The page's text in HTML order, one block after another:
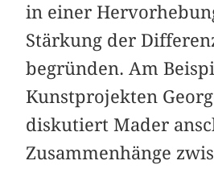
in einer
Stärkung der
begründen. Am
Kunstprojekten
diskutiert Mader
Zusammenhänge